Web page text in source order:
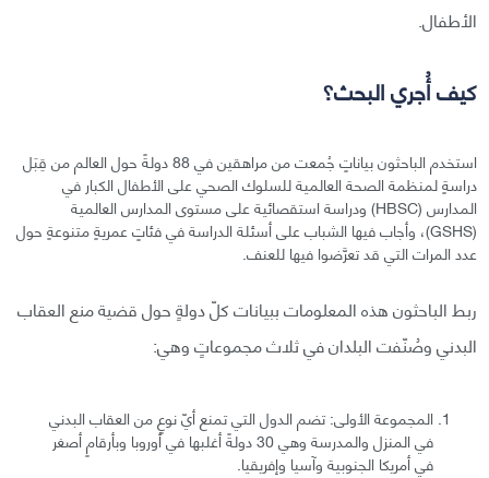
الأطفال.
كيف أُجري البحث؟
استخدم الباحثون بياناتٍ جُمعت من مراهقين في 88 دولةً حول العالم من قِبَل
دراسةٍ لمنظمة الصحة العالمية للسلوك الصحي على الأطفال الكبار في
المدارس (HBSC) ودراسة استقصائية على مستوى المدارس العالمية
(GSHS)، وأجاب فيها الشباب على أسئلة الدراسة في فئاتٍ عمريةٍ متنوعةٍ حول
عدد المرات التي قد تعرَّضوا فيها للعنف.
ربط الباحثون هذه المعلومات ببيانات كلّ دولةٍ حول قضية منع العقاب
البدني وصُنّفت البلدان في ثلاث مجموعاتٍ وهي:
المجموعة الأولى: تضم الدول التي تمنع أيّ نوعٍ من العقاب البدني
في المنزل والمدرسة وهي 30 دولةً أغلبها في أوروبا وبأرقامٍ أصغر
في أمريكا الجنوبية وآسيا وإفريقيا.